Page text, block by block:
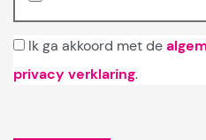
Ik ga akkoord met de
privacy verklaring.